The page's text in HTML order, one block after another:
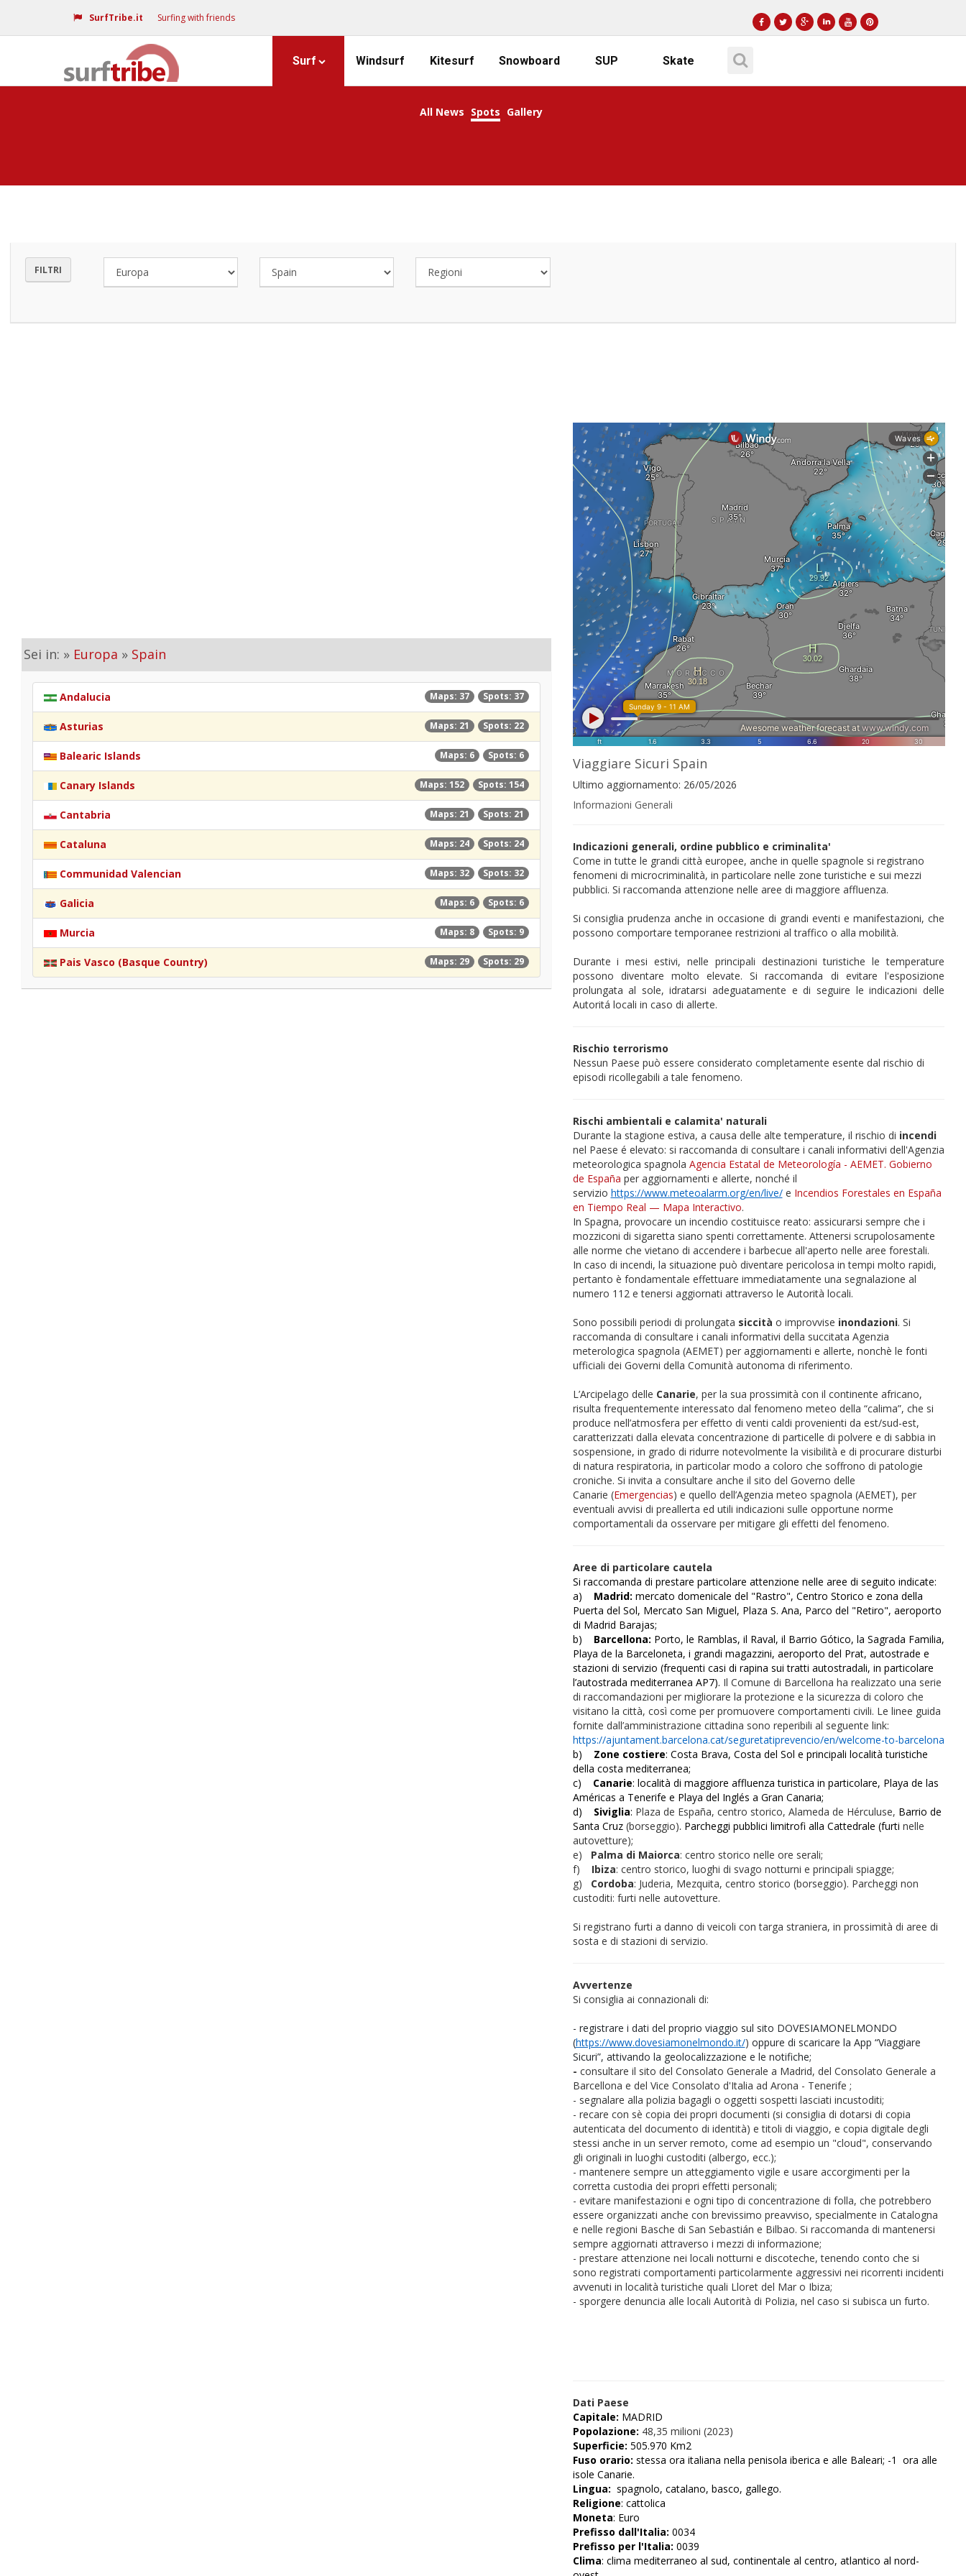
SurfTribe.it Surfing with friends
Surf Windsurf Kitesurf Snowboard SUP Skate
All News Spots Gallery
COOL SURFING SPOTS!
FILTRI
Sei in: » Europa » Spain
Spots: 37
Maps: 37
Andalucia
Spots: 22
Maps: 21
Asturias
Spots: 6
Maps: 6
Balearic Islands
Spots: 154
Maps: 152
Canary Islands
Spots: 21
Maps: 21
Cantabria
Spots: 24
Maps: 24
Cataluna
Spots: 32
Maps: 32
Communidad Valencian
Spots: 6
Maps: 6
Galicia
Spots: 9
Maps: 8
Murcia
Spots: 29
Maps: 29
Pais Vasco (Basque Country)
Viaggiare Sicuri Spain
Ultimo aggiornamento: 26/05/2026
Informazioni Generali
Indicazioni generali, ordine pubblico e criminalita'
Come in tutte le grandi città europee, anche in quelle spagnole si registrano
fenomeni di microcriminalità, in particolare nelle zone turistiche e sui mezzi
pubblici. Si raccomanda attenzione nelle aree di maggiore affluenza.
Si consiglia prudenza anche in occasione di grandi eventi e manifestazioni, che
possono comportare temporanee restrizioni al traffico o alla mobilità.
Durante i mesi estivi, nelle principali destinazioni turistiche le temperature
possono diventare molto elevate. Si raccomanda di evitare l'esposizione
prolungata al sole, idratarsi adeguatamente e di seguire le indicazioni delle
Autoritá locali in caso di allerte.
Rischio terrorismo
Nessun Paese può essere considerato completamente esente dal rischio di
episodi ricollegabili a tale fenomeno.
Rischi ambientali e calamita' naturali
Durante la stagione estiva, a causa delle alte temperature, il rischio di incendi
nel Paese é elevato: si raccomanda di consultare i canali informativi dell'Agenzia
meteorologica spagnola Agencia Estatal de Meteorología - AEMET. Gobierno
de España per aggiornamenti e allerte, nonché il
servizio https://www.meteoalarm.org/en/live/e Incendios Forestales en España
en Tiempo Real — Mapa Interactivo.
In Spagna, provocare un incendio costituisce reato: assicurarsi sempre che i
mozziconi di sigaretta siano spenti correttamente. Attenersi scrupolosamente
alle norme che vietano di accendere i barbecue all'aperto nelle aree forestali.
In caso di incendi, la situazione può diventare pericolosa in tempi molto rapidi,
pertanto è fondamentale effettuare immediatamente una segnalazione al
numero 112 e tenersi aggiornati attraverso le Autorità locali.
Sono possibili periodi di prolungata siccità o improvvise inondazioni. Si
raccomanda di consultare i canali informativi della succitata Agenzia
meterologica spagnola (AEMET) per aggiornamenti e allerte, nonchè le fonti
ufficiali dei Governi della Comunità autonoma di riferimento.
L’Arcipelago delle Canarie, per la sua prossimità con il continente africano,
risulta frequentemente interessato dal fenomeno meteo della “calima”, che si
produce nell’atmosfera per effetto di venti caldi provenienti da est/sud-est,
caratterizzati dalla elevata concentrazione di particelle di polvere e di sabbia in
sospensione, in grado di ridurre notevolmente la visibilità e di procurare disturbi
di natura respiratoria, in particolar modo a coloro che soffrono di patologie
croniche. Si invita a consultare anche il sito del Governo delle
Canarie (Emergencias) e quello dell’Agenzia meteo spagnola (AEMET), per
eventuali avvisi di preallerta ed utili indicazioni sulle opportune norme
comportamentali da osservare per mitigare gli effetti del fenomeno.
Aree di particolare cautela
Si raccomanda di prestare particolare attenzione nelle aree di seguito indicate:
a) Madrid: mercato domenicale del "Rastro", Centro Storico e zona della
Puerta del Sol, Mercato San Miguel, Plaza S. Ana, Parco del "Retiro", aeroporto
di Madrid Barajas;
b) Barcellona: Porto, le Ramblas, il Raval, il Barrio Gótico, la Sagrada Familia,
Playa de la Barceloneta, i grandi magazzini, aeroporto del Prat, autostrade e
stazioni di servizio (frequenti casi di rapina sui tratti autostradali, in particolare
l’autostrada mediterranea AP7). Il Comune di Barcellona ha realizzato una serie
di raccomandazioni per migliorare la protezione e la sicurezza di coloro che
visitano la città, così come per promuovere comportamenti civili. Le linee guida
fornite dall’amministrazione cittadina sono reperibili al seguente link:
https://ajuntament.barcelona.cat/seguretatiprevencio/en/welcome-to-barcelona
b) Zone costiere: Costa Brava, Costa del Sol e principali località turistiche
della costa mediterranea;
c) Canarie: località di maggiore affluenza turistica in particolare, Playa de las
Américas a Tenerife e Playa del Inglés a Gran Canaria;
d) Siviglia: Plaza de España, centro storico, Alameda de Hérculuse, Barrio de
Santa Cruz(borseggio). Parcheggi pubblici limitrofi alla Cattedrale (furti nelle
autovetture);
e) Palma di Maiorca: centro storico nelle ore serali;
f) Ibiza: centro storico, luoghi di svago notturni e principali spiagge;
g) Cordoba: Juderia, Mezquita, centro storico (borseggio). Parcheggi non
custoditi: furti nelle autovetture.
Si registrano furti a danno di veicoli con targa straniera, in prossimità di aree di
sosta e di stazioni di servizio.
Avvertenze
Si consiglia ai connazionali di:
- registrare i dati del proprio viaggio sul sito DOVESIAMONELMONDO
(https://www.dovesiamonelmondo.it/) oppure di scaricare la App “Viaggiare
Sicuri”, attivando la geolocalizzazione e le notifiche;
- consultare il sito del Consolato Generale a Madrid, del Consolato Generale a
Barcellona e del Vice Consolato d'Italia ad Arona - Tenerife ;
- segnalare alla polizia bagagli o oggetti sospetti lasciati incustoditi;
- recare con sè copia dei propri documenti (si consiglia di dotarsi di copia
autenticata del documento di identità) e titoli di viaggio, e copia digitale degli
stessi anche in un server remoto, come ad esempio un "cloud", conservando
gli originali in luoghi custoditi (albergo, ecc.);
- mantenere sempre un atteggiamento vigile e usare accorgimenti per la
corretta custodia dei propri effetti personali;
- evitare manifestazioni e ogni tipo di concentrazione di folla, che potrebbero
essere organizzati anche con brevissimo preavviso, specialmente in Catalogna
e nelle regioni Basche di San Sebastián e Bilbao. Si raccomanda di mantenersi
sempre aggiornati attraverso i mezzi di informazione;
- prestare attenzione nei locali notturni e discoteche, tenendo conto che si
sono registrati comportamenti particolarmente aggressivi nei ricorrenti incidenti
avvenuti in località turistiche quali Lloret del Mar o Ibiza;
- sporgere denuncia alle locali Autorità di Polizia, nel caso si subisca un furto.
Dati Paese
Capitale: MADRID
Popolazione: 48,35 milioni (2023)
Superficie: 505.970 Km2
Fuso orario: stessa ora italiana nella penisola iberica e alle Baleari; -1 ora alle
isole Canarie.
Lingua: spagnolo, catalano, basco, gallego.
Religione: cattolica
Moneta: Euro
Prefisso dall'Italia: 0034
Prefisso per l'Italia: 0039
Clima: clima mediterraneo al sud, continentale al centro, atlantico al nord-